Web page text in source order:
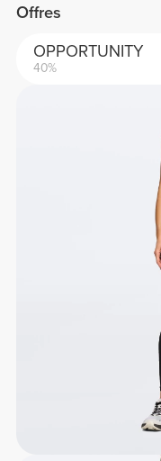
Offres
OPPORTUNITY
40%